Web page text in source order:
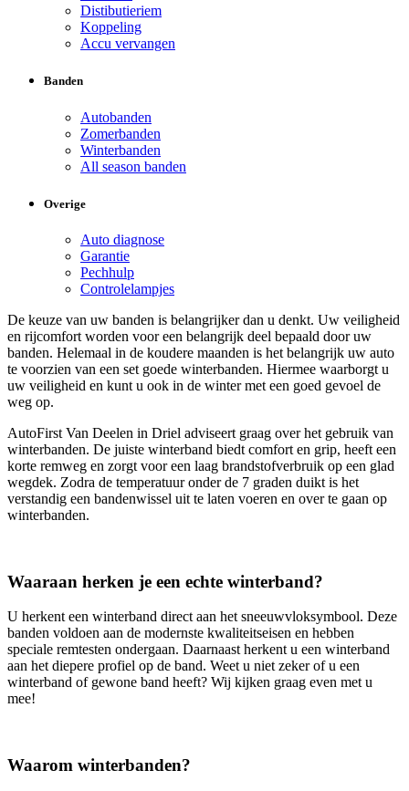
Distibutieriem
Koppeling
Accu vervangen
Banden
Autobanden
Zomerbanden
Winterbanden
All season banden
Overige
Auto diagnose
Garantie
Pechhulp
Controlelampjes
De keuze van uw banden is belangrijker dan u denkt. Uw veiligheid
en rijcomfort worden voor een belangrijk deel bepaald door uw
banden. Helemaal in de koudere maanden is het belangrijk uw auto
te voorzien van een set goede winterbanden. Hiermee waarborgt u
uw veiligheid en kunt u ook in de winter met een goed gevoel de
weg op.
AutoFirst Van Deelen in Driel adviseert graag over het gebruik van
winterbanden. De juiste winterband biedt comfort en grip, heeft een
korte remweg en zorgt voor een laag brandstofverbruik op een glad
wegdek. Zodra de temperatuur onder de 7 graden duikt is het
verstandig een bandenwissel uit te laten voeren en over te gaan op
winterbanden.
Waaraan herken je een echte winterband?
U herkent een winterband direct aan het sneeuwvloksymbool. Deze
banden voldoen aan de modernste kwaliteitseisen en hebben
speciale remtesten ondergaan. Daarnaast herkent u een winterband
aan het diepere profiel op de band. Weet u niet zeker of u een
winterband of gewone band heeft? Wij kijken graag even met u
mee!
Waarom winterbanden?